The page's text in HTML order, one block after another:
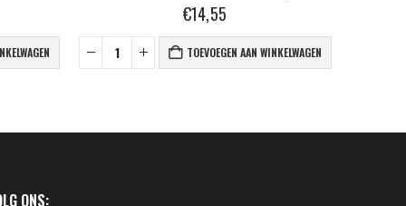
€14,55
TOEVOEGEN AAN WINKELWAGEN
ONS: